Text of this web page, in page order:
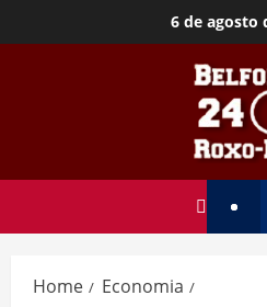
6 de agosto
Home
Economia